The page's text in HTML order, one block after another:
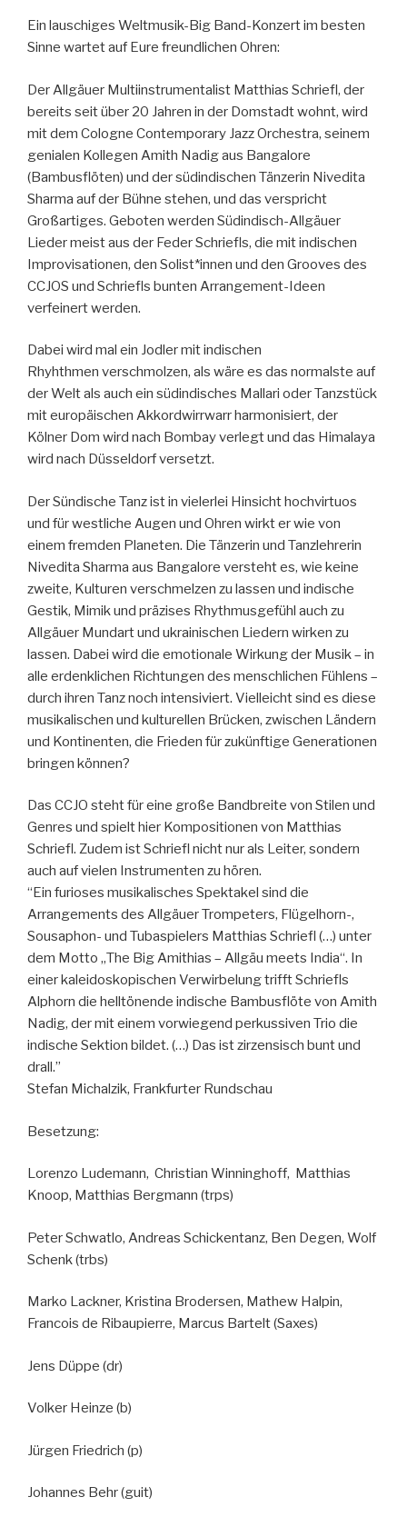
Ein lauschiges Weltmusik-Big Band-Konzert im besten
Sinne wartet auf Eure freundlichen Ohren:
Der Allgäuer Multiinstrumentalist Matthias Schriefl, der
bereits seit über 20 Jahren in der Domstadt wohnt, wird
mit dem Cologne Contemporary Jazz Orchestra, seinem
genialen Kollegen Amith Nadig aus Bangalore
(Bambusflöten) und der südindischen Tänzerin Nivedita
Sharma auf der Bühne stehen, und das verspricht
Großartiges. Geboten werden Südindisch-Allgäuer
Lieder meist aus der Feder Schriefls, die mit indischen
Improvisationen, den Solist*innen und den Grooves des
CCJOS und Schriefls bunten Arrangement-Ideen
verfeinert werden.
Dabei wird mal ein Jodler mit indischen
Rhyhthmen verschmolzen, als wäre es das normalste auf
der Welt als auch ein südindisches Mallari oder Tanzstück
mit europäischen Akkordwirrwarr harmonisiert, der
Kölner Dom wird nach Bombay verlegt und das Himalaya
wird nach Düsseldorf versetzt.
Der Sündische Tanz ist in vielerlei Hinsicht hochvirtuos
und für westliche Augen und Ohren wirkt er wie von
einem fremden Planeten. Die Tänzerin und Tanzlehrerin
Nivedita Sharma aus Bangalore versteht es, wie keine
zweite, Kulturen verschmelzen zu lassen und indische
Gestik, Mimik und präzises Rhythmusgefühl auch zu
Allgäuer Mundart und ukrainischen Liedern wirken zu
lassen. Dabei wird die emotionale Wirkung der Musik – in
alle erdenklichen Richtungen des menschlichen Fühlens –
durch ihren Tanz noch intensiviert. Vielleicht sind es diese
musikalischen und kulturellen Brücken, zwischen Ländern
und Kontinenten, die Frieden für zukünftige Generationen
bringen können?
Das CCJO steht für eine große Bandbreite von Stilen und
Genres und spielt hier Kompositionen von Matthias
Schriefl. Zudem ist Schriefl nicht nur als Leiter, sondern
auch auf vielen Instrumenten zu hören.
“Ein furioses musikalisches Spektakel sind die
Arrangements des Allgäuer Trompeters, Flügelhorn-,
Sousaphon- und Tubaspielers Matthias Schriefl (…) unter
dem Motto „The Big Amithias – Allgäu meets India“. In
einer kaleidoskopischen Verwirbelung trifft Schriefls
Alphorn die helltönende indische Bambusflöte von Amith
Nadig, der mit einem vorwiegend perkussiven Trio die
indische Sektion bildet. (…) Das ist zirzensisch bunt und
drall.”
Stefan Michalzik, Frankfurter Rundschau
Besetzung:
Lorenzo Ludemann, Christian Winninghoff, Matthias
Knoop, Matthias Bergmann (trps)
Peter Schwatlo, Andreas Schickentanz, Ben Degen, Wolf
Schenk (trbs)
Marko Lackner, Kristina Brodersen, Mathew Halpin,
Francois de Ribaupierre, Marcus Bartelt (Saxes)
Jens Düppe (dr)
Volker Heinze (b)
Jürgen Friedrich (p)
Johannes Behr (guit)